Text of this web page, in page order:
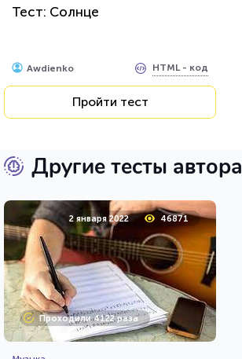
Тест: Солнце
Awdienko HTML - код
Пройти тест
Другие тесты автора
2 января 2022 46871
Проходили 4122 раза